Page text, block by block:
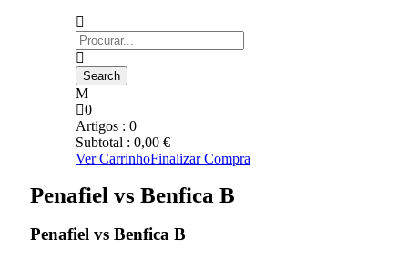
0
Artigos : 0
Subtotal : 0,00 €
Ver CarrinhoFinalizar Compra
Penafiel vs Benfica B
Penafiel vs Benfica B